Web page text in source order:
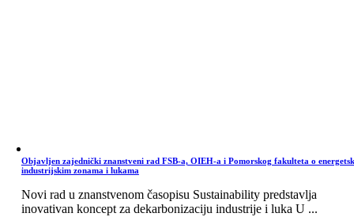
Objavljen zajednički znanstveni rad FSB-a, OIEH-a i Pomorskog fakulteta o
industrijskim zonama i lukama
Novi rad u znanstvenom časopisu Sustainability predstavlja
inovativan koncept za dekarbonizaciju industrije i luka U ...